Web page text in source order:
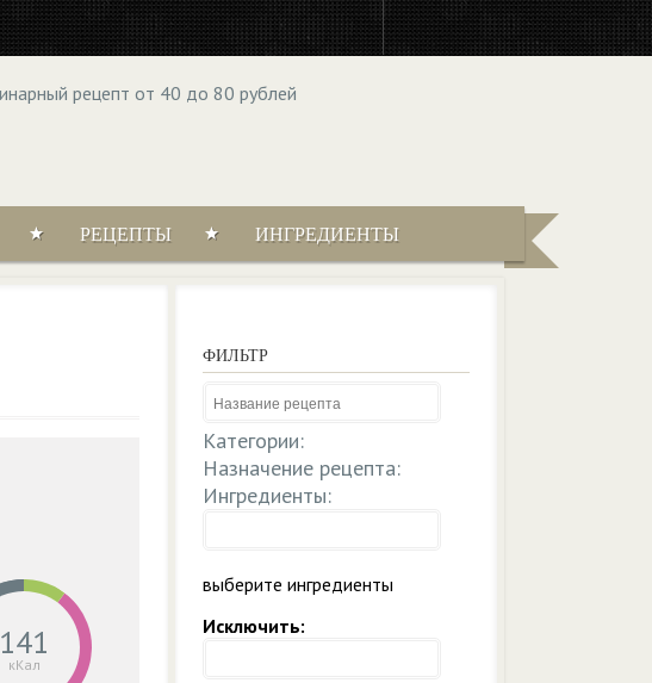
РЕЦЕПТЫ ИНГРЕДИЕНТЫ
141
кКал
ФИЛЬТР
Категории:
Назначение рецепта:
Ингредиенты:
выберите ингредиенты
Исключить: